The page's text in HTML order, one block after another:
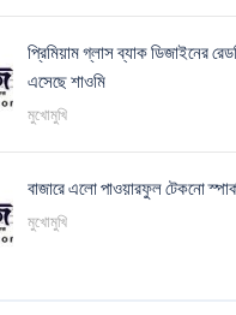
প্রিমিয়াম গ্লাস ব্যাক ডিজাইনের
এসেছে শাওমি
মুখোমুখি
বাজারে এলো পাওয়ারফুল টেকনো
মুখোমুখি